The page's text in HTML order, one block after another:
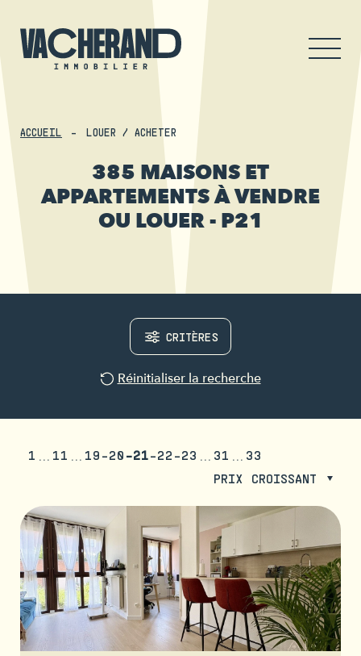
ACCUEIL LOUER / ACHETER
385 MAISONS ET
APPARTEMENTS À VENDRE
OU LOUER - P21
Réinitialiser la recherche
CRITÈRES
1 11 19 20 21 22 23 31
33
PRIX CROISSANT